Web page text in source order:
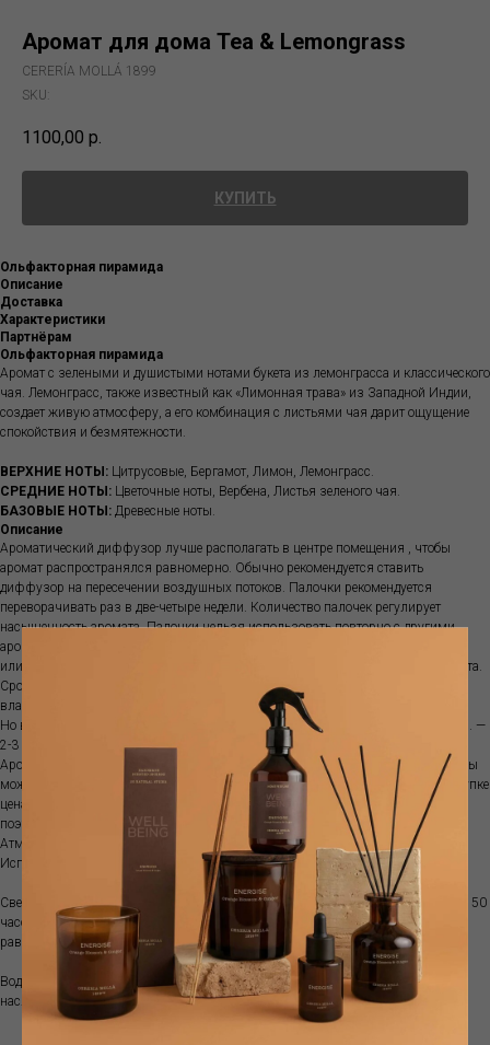
Аромат для дома Tea & Lemongrass
CERERÍA MOLLÁ 1899
SKU:
1100,00 р.
КУПИТЬ
Ольфакторная пирамида
Описание
Доставка
Характеристики
Партнёрам
Ольфакторная пирамида
Аромат с зелеными и душистыми нотами букета из лемонграсса и классического
чая. Лемонграсс, также известный как «Лимонная трава» из Западной Индии,
создает живую атмосферу, а его комбинация с листьями чая дарит ощущение
спокойствия и безмятежности.
ВЕРХНИЕ НОТЫ: Цитрусовые, Бергамот, Лимон, Лемонграсс.
СРЕДНИЕ НОТЫ: Цветочные ноты, Вербена, Листья зеленого чая.
БАЗОВЫЕ НОТЫ: Древесные ноты.
Описание
Ароматический диффузор лучше располагать в центре помещения , чтобы
аромат распространялся равномерно. Обычно рекомендуется ставить
диффузор на пересечении воздушных потоков. Палочки рекомендуется
переворачивать раз в две-четыре недели. Количество палочек регулирует
насыщенность аромата. Палочки нельзя использовать повторно с другими
ароматами. Диффузор не рекомендуются ставить на прямой солнечный свет
или ставить рядом с источниками тепла, так как ускоряется испарение аромата.
Срок ароматизации зависит от характеристик помещения, температуры,
влажности и места размещения диффузора.
Но в среднем объема100 мл хватит примерно на 1-1.5 месяца; объема 250 мл. —
2-3 месяца, а емкости 500 мл. — обычно 3-5 месяцев.
Аромат поставляется с бамбуковыми палочками. Если аромат закончился, вы
можете приобрести рефилл. Это более выгодно, так как при изначальной покупке
цена стеклянной емкости составляет почти половину стоимости диффузора,
поэтому покупка рефилла позволяет экономить.
Атмосферный аромат наполняет пространство особым благоуханием .
Используйте вместе с диффузором для усиления выбранного аромата.
Свеча- ручная работа, сделано в Испании из соевого воска. Время горения до 50
часов. Регулярно подрезайте фитиль до длины в 0,5 см. Давайте воску
равномерно расплавиться на поверхности.
Водорастворимое эфирное масло - 2-3 капли в воду или аромадиффузор - и
наслаждайтесь любимым ароматом.